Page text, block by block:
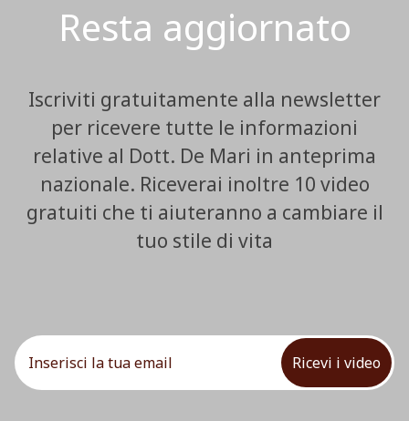
Resta aggiornato
Iscriviti gratuitamente alla newsletter
per ricevere tutte le informazioni
relative al Dott. De Mari in anteprima
nazionale. Riceverai inoltre 10 video
gratuiti che ti aiuteranno a cambiare il
tuo stile di vita
Ricevi i video